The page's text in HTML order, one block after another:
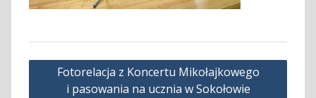
Nawigacja
Fotorelacja z Koncertu Mikołajkowego
i pasowania na ucznia w Sokołowie